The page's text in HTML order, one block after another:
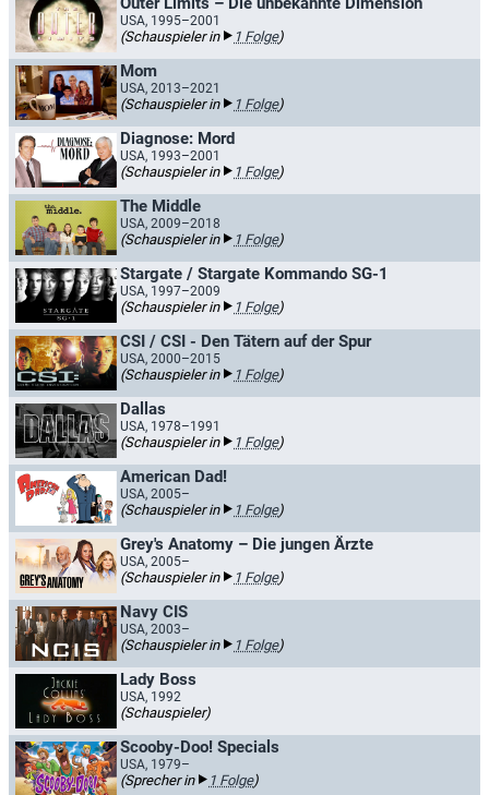
USA, 1995–2001
(Schauspieler in 1 Folge)
Mom
USA, 2013–2021
(Schauspieler in 1 Folge)
Diagnose: Mord
USA, 1993–2001
(Schauspieler in 1 Folge)
The Middle
USA, 2009–2018
(Schauspieler in 1 Folge)
Stargate / Stargate Kommando SG-1
USA, 1997–2009
(Schauspieler in 1 Folge)
CSI / CSI - Den Tätern auf der Spur
USA, 2000–2015
(Schauspieler in 1 Folge)
Dallas
USA, 1978–1991
(Schauspieler in 1 Folge)
American Dad!
USA, 2005–
(Schauspieler in 1 Folge)
Grey's Anatomy – Die jungen Ärzte
USA, 2005–
(Schauspieler in 1 Folge)
Navy CIS
USA, 2003–
(Schauspieler in 1 Folge)
Lady Boss
USA, 1992
(Schauspieler)
Scooby-Doo! Specials
USA, 1979–
(Sprecher in 1 Folge)